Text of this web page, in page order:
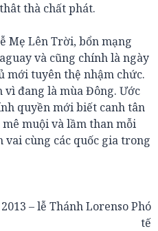
thà chất phát.
Mẹ Lên Trời, bổn mạng
và cũng chính là ngày
mới tuyên thệ nhậm chức.
đang là mùa Đông. Ước
quyền mới biết canh tân
muội và lầm than mỗi
vai cùng các quốc gia trong
– lễ Thánh Lorenso Phó
tế